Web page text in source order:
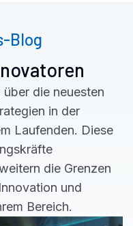
Blog
über die neuesten
in der
Laufenden. Diese
die Grenzen
und
Bereich.